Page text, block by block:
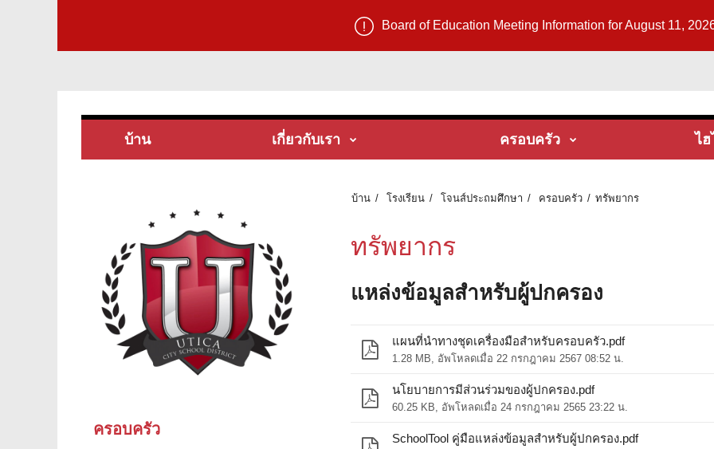
Board of Education Meeting Information for August 11,
บ้าน เกี่ยวกับเรา ครอบครัว ไ
บ้าน โรงเรียน โจนส์ประถมศึกษา ครอบครัว ทรัพยากร
ทรัพยากร
แหล่งข้อมูลสําหรับผู้ปกครอง
แผนที่นำทางชุดเครื่องมือสำหรับครอบครัว.pdf
1.28 MB, อัพโหลดเมื่อ 22 กรกฎาคม 2567 08:52 น.
นโยบายการมีส่วนร่วมของผู้ปกครอง.pdf
60.25 KB, อัพโหลดเมื่อ 24 กรกฎาคม 2565 23:22 น.
SchoolTool คู่มือแหล่งข้อมูลสําหรับผู้ปกครอง.pdf
ครอบครัว